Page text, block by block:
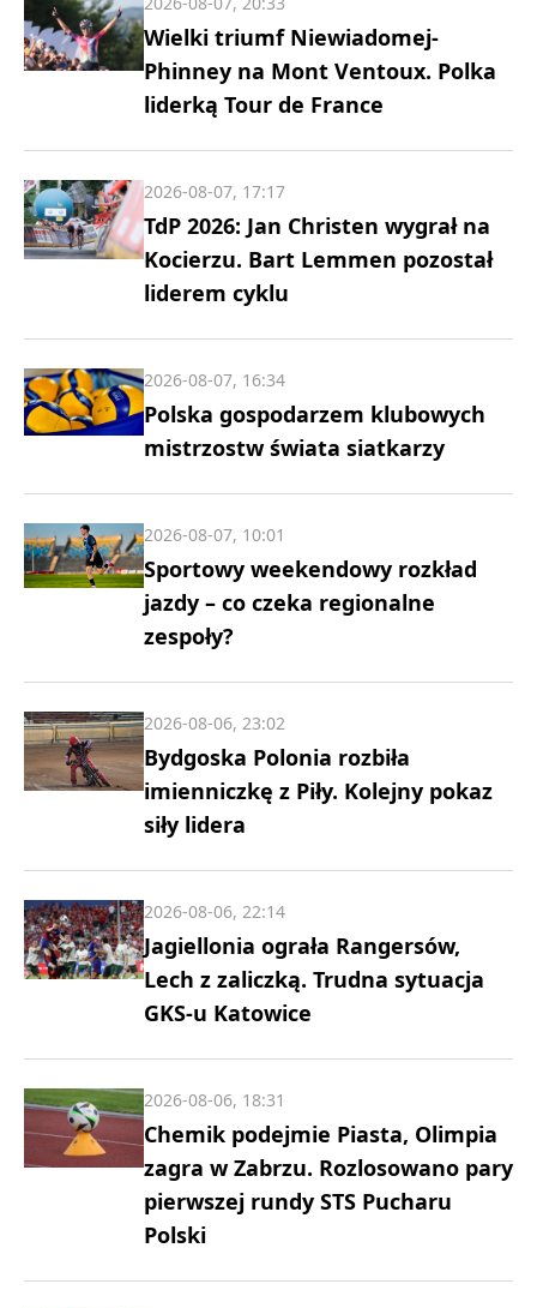
Wielki triumf Niewiadomej-
Phinney na Mont Ventoux. Polka
liderką Tour de France
TdP 2026: Jan Christen wygrał na
Kocierzu. Bart Lemmen pozostał
liderem cyklu
2026-08-07, 17:17
Polska gospodarzem klubowych
mistrzostw świata siatkarzy
2026-08-07, 16:34
Sportowy weekendowy rozkład
jazdy – co czeka regionalne
zespoły?
2026-08-07, 10:01
Bydgoska Polonia rozbiła
imienniczkę z Piły. Kolejny pokaz
siły lidera
2026-08-06, 23:02
Jagiellonia ograła Rangersów,
Lech z zaliczką. Trudna sytuacja
GKS-u Katowice
2026-08-06, 22:14
Chemik podejmie Piasta, Olimpia
zagra w Zabrzu. Rozlosowano pary
pierwszej rundy STS Pucharu
Polski
2026-08-06, 18:31